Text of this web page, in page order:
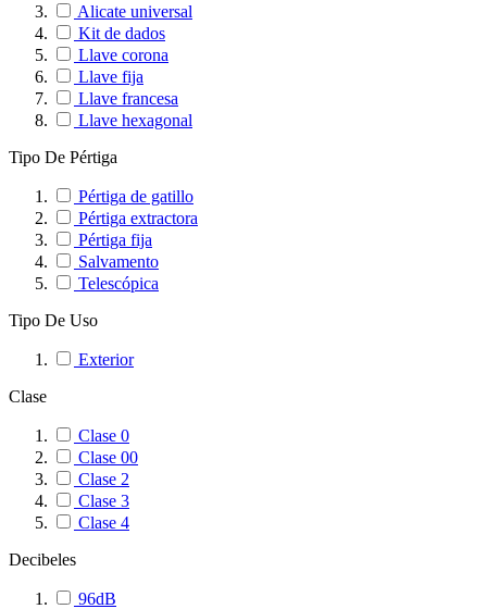
Alicate universal
Kit de dados
Llave corona
Llave fija
Llave francesa
Llave hexagonal
Tipo De Pértiga
Pértiga de gatillo
Pértiga extractora
Pértiga fija
Salvamento
Telescópica
Tipo De Uso
Exterior
Clase
Clase 0
Clase 00
Clase 2
Clase 3
Clase 4
Decibeles
96dB